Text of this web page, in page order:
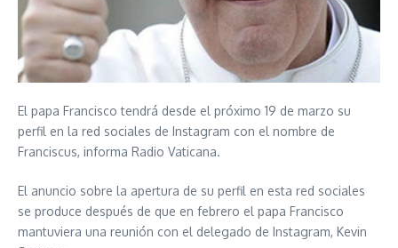
El papa Francisco tendrá desde el próximo 19 de marzo su
perfil en la red sociales de Instagram con el nombre de
Franciscus, informa Radio Vaticana.
El anuncio sobre la apertura de su perfil en esta red sociales
se produce después de que en febrero el papa Francisco
mantuviera una reunión con el delegado de Instagram, Kevin